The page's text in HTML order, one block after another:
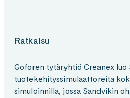
Ratkaisu
Goforen tytäryhtiö Creanex luo
tuotekehityssimulaattoreita
simuloinnilla, jossa Sandvikin